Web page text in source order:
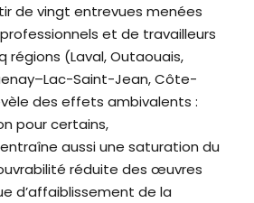
de vingt entrevues menées
et de travailleurs
régions (Laval, Outaouais,
Saint-Jean, Côte-
des effets ambivalents :
pour certains,
aussi une saturation du
réduite des œuvres
d’affaiblissement de la